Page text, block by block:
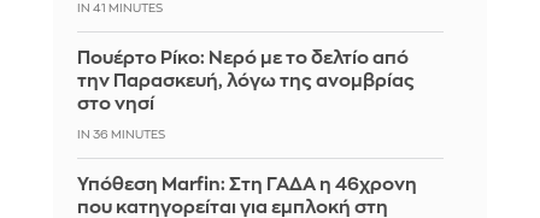
IN 41 MINUTES
Πουέρτο Ρίκο: Νερό με το δελτίο από
την Παρασκευή, λόγω της ανομβρίας
στο νησί
IN 36 MINUTES
Υπόθεση Marfin: Στη ΓΑΔΑ η 46χρονη
που κατηγορείται για εμπλοκή στη